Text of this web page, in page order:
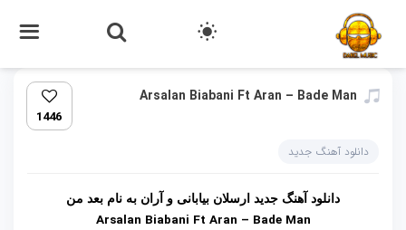
Arsalan Biabani Ft Aran – Bade Man‏
1446
دانلود آهنگ جدید
دانلود آهنگ جدید ارسلان بیابانی و آران به نام بعد من
Arsalan Biabani Ft Aran – Bade Man